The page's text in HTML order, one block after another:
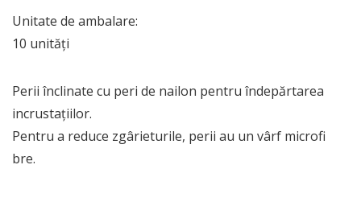
Unitate de ambalare:
10 unități
Perii înclinate cu peri de nailon pentru îndepărtarea
incrustațiilor.
Pentru a reduce zgârieturile, perii au un vârf microfi
bre.